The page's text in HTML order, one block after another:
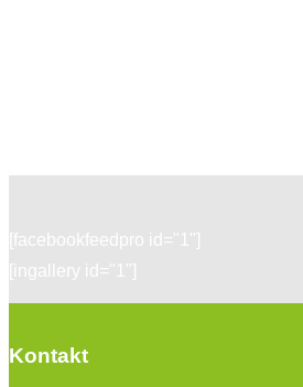
[facebookfeedpro id="1"]
[ingallery id="1"]
Kontakt